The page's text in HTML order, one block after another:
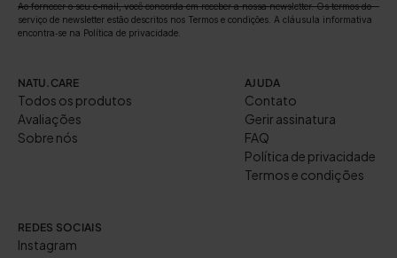
NATU.CARE
Todos os produtos
Avaliações
Sobre nós
AJUDA
Contato
Gerir assinatura
FAQ
Política de privacidade
Termos e condições
REDES SOCIAIS
Instagram
Ao fornecer o seu e‑mail, você concorda em receber a nossa newsletter. Os termos do
serviço de newsletter estão descritos nos Termos e condições. A cláusula informativa
encontra‑se na Política de privacidade.